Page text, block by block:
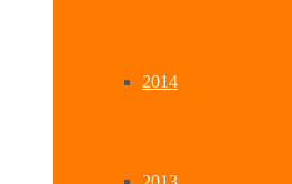
2014